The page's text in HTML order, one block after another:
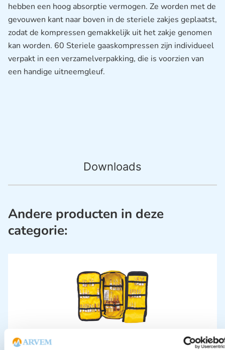
Downloads
hebben een hoog absorptie vermogen. Ze worden met de
gevouwen kant naar boven in de steriele zakjes geplaatst,
zodat de kompressen gemakkelijk uit het zakje genomen
kan worden. 60 Steriele gaaskompressen zijn individueel
verpakt in een verzamelverpakking, die is voorzien van
een handige uitneemgleuf.
Andere producten in deze
categorie:
Ampullarium 3 laags voor 44 ampullen